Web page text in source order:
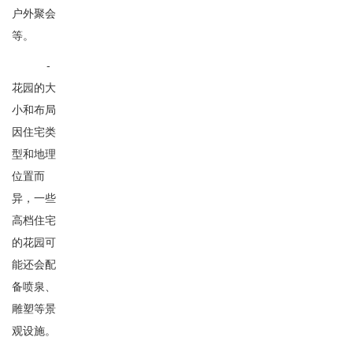
户外聚会
等。
-
花园的大
小和布局
因住宅类
型和地理
位置而
异，一些
高档住宅
的花园可
能还会配
备喷泉、
雕塑等景
观设施。